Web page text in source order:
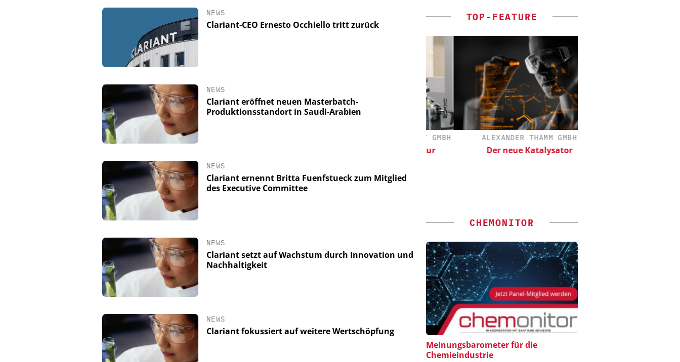
NEWS
Clariant-CEO Ernesto Occhiello tritt zurück
NEWS
Clariant eröffnet neuen Masterbatch-
Produktionsstandort in Saudi-Arabien
NEWS
Clariant ernennt Britta Fuenfstueck zum Mitglied
des Executive Committee
NEWS
Clariant setzt auf Wachstum durch Innovation und
Nachhaltigkeit
NEWS
Clariant fokussiert auf weitere Wertschöpfung
TOP-FEATURE
ZEPPELIN SYSTEMS GMBH
Produktion von Batteriemassen
DIPL.-ING. WILHELM SCHMIDT GMBH ALEXANDER THAMM GMBH
Der neue Katalysator
CHEMONITOR
Meinungsbarometer für die
Chemieindustrie